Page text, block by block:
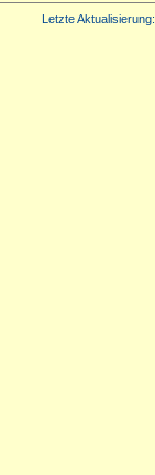
Letzte Aktualisierung: